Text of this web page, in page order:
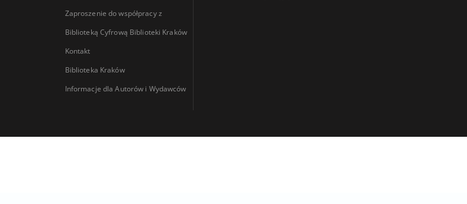
Zaproszenie do współpracy z
Biblioteką Cyfrową Biblioteki Kraków
Kontakt
Biblioteka Kraków
Informacje dla Autorów i Wydawców